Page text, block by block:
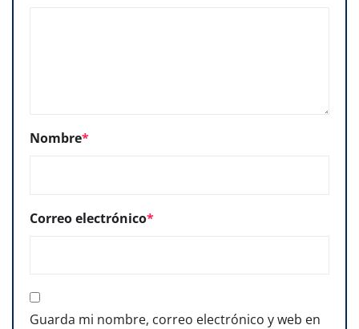
Nombre*
Correo electrónico*
Guarda mi nombre, correo electrónico y web en